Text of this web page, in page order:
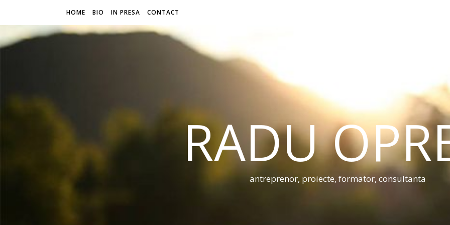
HOME BIO IN PRESA CONTACT
RADU
antreprenor, proiecte, formator, consultanta